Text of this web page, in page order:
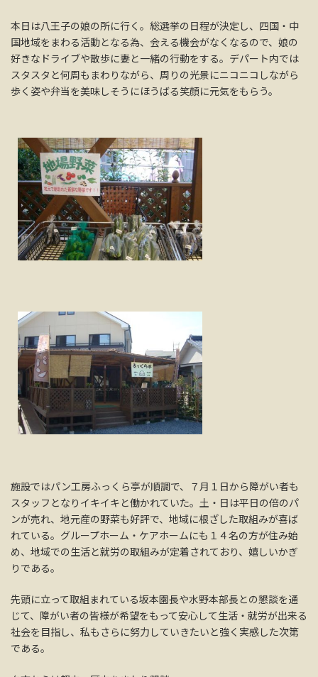
本日は八王子の娘の所に行く。総選挙の日程が決定し、四国・中
国地域をまわる活動となる為、会える機会がなくなるので、娘の
好きなドライブや散歩に妻と一緒の行動をする。デパート内では
スタスタと何周もまわりながら、周りの光景にニコニコしながら
歩く姿や弁当を美味しそうにほうばる笑顔に元気をもらう。
施設ではパン工房ふっくら亭が順調で、７月１日から障がい者も
スタッフとなりイキイキと働かれていた。土・日は平日の倍のパ
ンが売れ、地元産の野菜も好評で、地域に根ざした取組みが喜ば
れている。グループホーム・ケアホームにも１４名の方が住み始
め、地域での生活と就労の取組みが定着されており、嬉しいかぎ
りである。
先頭に立って取組まれている坂本園長や水野本部長との懇談を通
じて、障がい者の皆様が希望をもって安心して生活・就労が出来る
社会を目指し、私もさらに努力していきたいと強く実感した次第
である。